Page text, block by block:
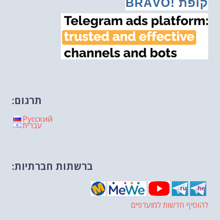
מיכאל בן ארי על פרשת השבוע ת...
תרגום:
Русский
עברית
ברשתות חברתיות:
להוסיף חדשות למועדפים